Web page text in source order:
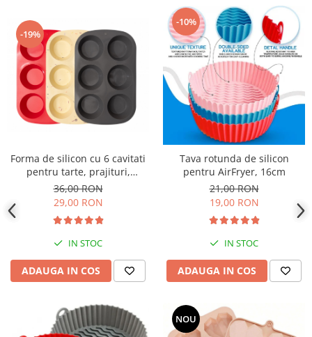
-19%
Forma de silicon cu 6 cavitati
pentru tarte, prajituri,
ciocolata
36,00 RON
29,00 RON
IN STOC
ADAUGA IN COS
-10%
Tava rotunda de silicon
pentru AirFryer, 16cm
21,00 RON
19,00 RON
IN STOC
ADAUGA IN COS
NOU